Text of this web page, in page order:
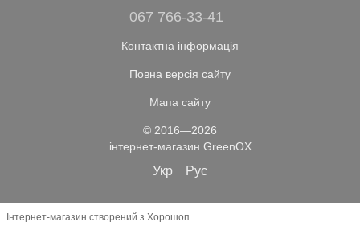
067 766-33-41
Контактна інформація
Повна версія сайту
Мапа сайту
© 2016—2026
інтернет-магазин GreenOX
Укр Рус
Інтернет-магазин створений з Хорошоп